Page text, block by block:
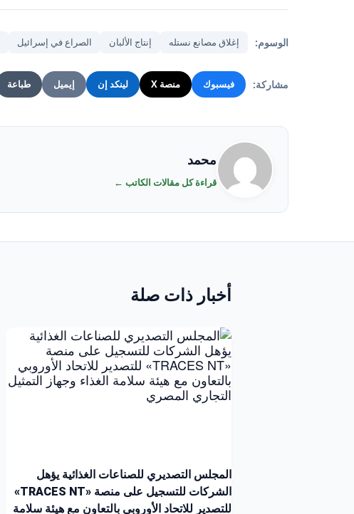
الوسوم: إغلاق مصانع نستله إنتاج الألبان الصراع في إسرائيل
مشاركة: فيسبوك منصة X لينكد إن إيميل طباعة
محمد
قراءة كل مقالات الكاتب ←
أخبار ذات صلة
المجلس التصديري للصناعات الغذائية يؤهل
الشركات للتسجيل على منصة «TRACES NT»
للتصدير للاتحاد الأوروبي بالتعاون مع هيئة سلامة